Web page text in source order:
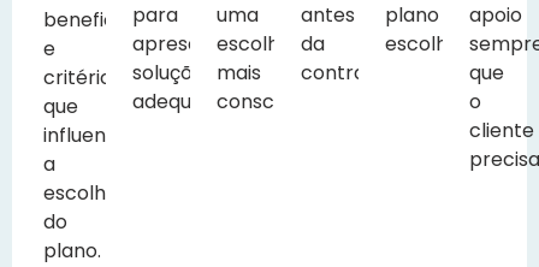
beneficiários
e
critérios
que
influenciam
a
escolha
do
plano.
para
apresentar
soluções
adequadas.
uma
escolha
mais
consciente.
antes
da
contratação.
plano
escolhido.
apoio
que
o
cliente